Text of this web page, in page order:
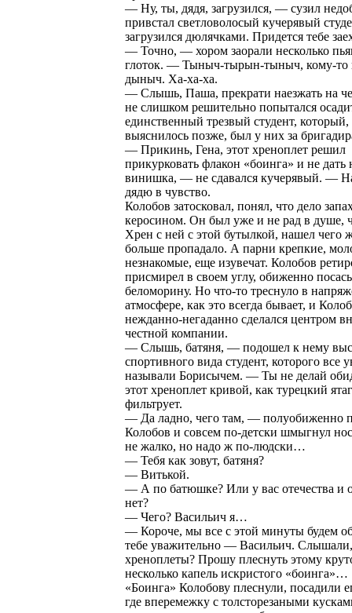
— Ну, ты, дядя, загрузился, — сузил
привстал светловолосый кучерявый
загрузился дюлячками. Придется тебе
— Точно, — хором заорали несколько
глоток. — Тыныч-тырын-тыныч, кому-то
дыныч. Ха-ха-ха.
— Слышь, Паша, прекрати наезжать на
не слишком решительно попытался
единственный трезвый студент, который,
выяснилось позже, был у них за
— Прикинь, Гена, этот хреноплет решил
прикурковать флакон «боинга» и не дать
винишка, — не сдавался кучерявый. —
дядю в чувство.
Колобов затосковал, понял, что дело
керосином. Он был уже и не рад в душе,
Хрен с ней с этой бутылкой, нашел чего
больше пропадало. А парни крепкие,
незнакомые, еще изувечат. Колобов
присмирел в своем углу, обиженно
беломорину. Но что-то треснуло в
атмосфере, как это всегда бывает, и
нежданно-негаданно сделался центром
честной компании.
— Слышь, батяня, — подошел к нему
спортивного вида студент, которого все
называли Борисычем. — Ты не делай
этот хреноплет кривой, как турецкий
фильтрует.
— Да ладно, чего там, — полуобиженно
Колобов и совсем по-детски шмыгнул
не жалко, но надо ж по-людски…
— Тебя как зовут, батяня?
— Витькой.
— А по батюшке? Или у вас отечества и
нет?
— Чего? Васильич я…
— Короче, мы все с этой минуты будем
тебе уважительно — Васильич. Слышали,
хреноплеты? Прошу плеснуть этому
несколько капель искристого «боинга»…
«Боинга» Колобову плеснули, посадили
где вперемежку с толсторезаными